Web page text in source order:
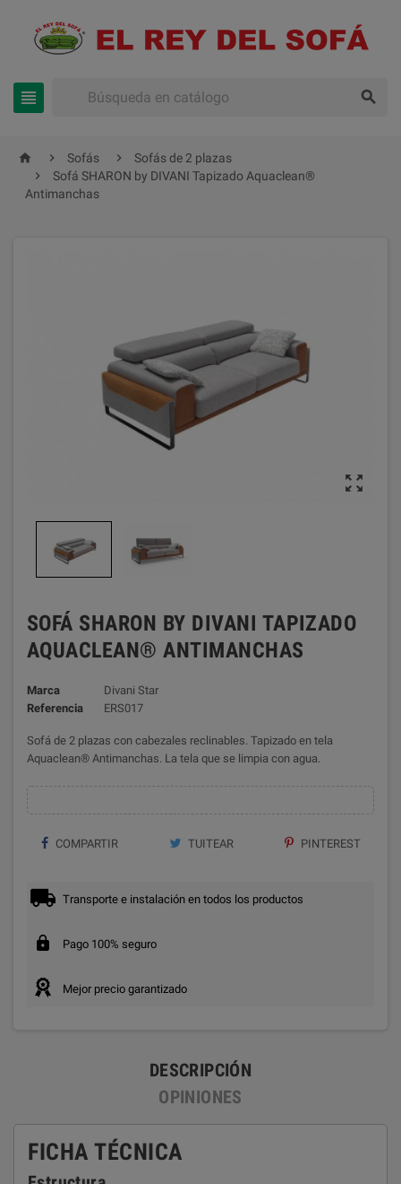
 
  Sofás 
Sofás de 2 plazas

Sofá SHARON by DIVANI Tapizado Aquaclean®
Antimanchas

SOFÁ SHARON BY DIVANI TAPIZADO
AQUACLEAN® ANTIMANCHAS
Marca
Divani Star
Referencia
ERS017
Sofá de 2 plazas con cabezales reclinables. Tapizado en tela
Aquaclean® Antimanchas. La tela que se limpia con agua.
COMPARTIR TUITEAR PINTEREST
Transporte e instalación en todos los productos
Pago 100% seguro
Mejor precio garantizado
DESCRIPCIÓN
OPINIONES
FICHA TÉCNICA